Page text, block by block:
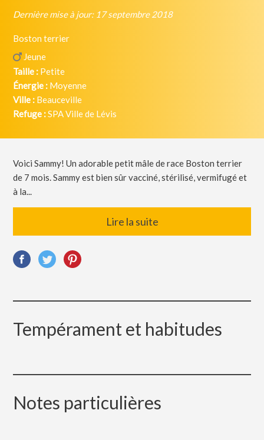
Dernière mise à jour: 17 septembre 2018
Boston terrier
Jeune
Taille : Petite
Énergie : Moyenne
Ville : Beauceville
Refuge :SPA Ville de Lévis
Voici Sammy! Un adorable petit mâle de race Boston terrier
de 7 mois. Sammy est bien sûr vacciné, stérilisé, vermifugé et
à la...
Lire la suite
Tempérament et habitudes
Notes particulières